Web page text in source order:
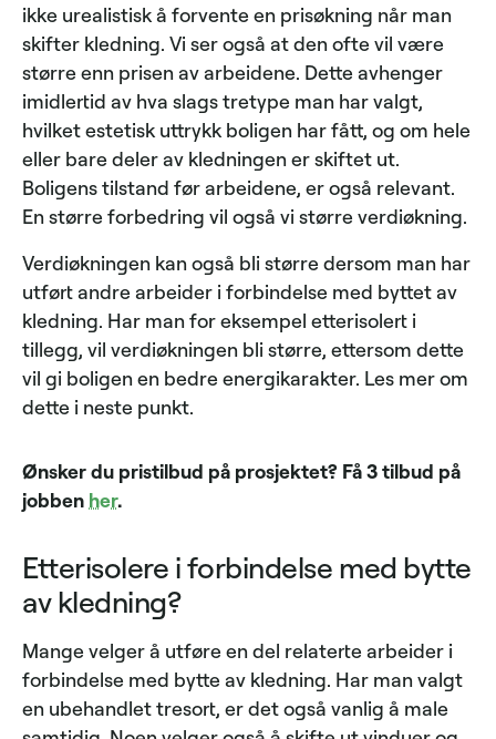
ikke urealistisk å forvente en prisøkning når man
skifter kledning. Vi ser også at den ofte vil være
større enn prisen av arbeidene. Dette avhenger
imidlertid av hva slags tretype man har valgt,
hvilket estetisk uttrykk boligen har fått, og om hele
eller bare deler av kledningen er skiftet ut.
Boligens tilstand før arbeidene, er også relevant.
En større forbedring vil også vi større verdiøkning.
Verdiøkningen kan også bli større dersom man har
utført andre arbeider i forbindelse med byttet av
kledning. Har man for eksempel etterisolert i
tillegg, vil verdiøkningen bli større, ettersom dette
vil gi boligen en bedre energikarakter. Les mer om
dette i neste punkt.
Ønsker du pristilbud på prosjektet? Få 3 tilbud på
jobben her.
Etterisolere i forbindelse med bytte
av kledning?
Mange velger å utføre en del relaterte arbeider i
forbindelse med bytte av kledning. Har man valgt
en ubehandlet tresort, er det også vanlig å male